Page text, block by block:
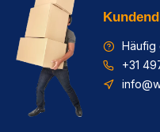
Häufig
+31